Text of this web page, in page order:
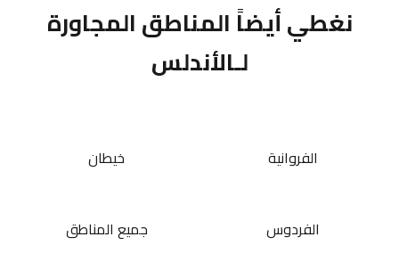
نغطي أيضاً المناطق المجاورة
لـالأندلس
الفروانية خيطان
الفردوس جميع المناطق